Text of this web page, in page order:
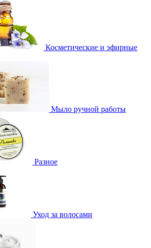
Косметические и эфирные
Мыло ручной работы
Разное
Уход за волосами